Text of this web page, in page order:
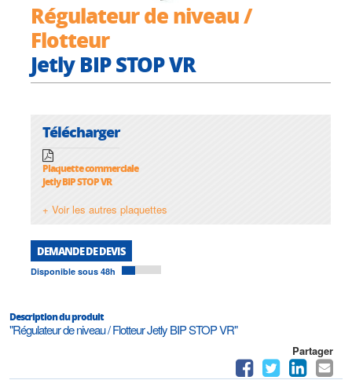
Régulateur de niveau /
Flotteur
Jetly BIP STOP VR
Télécharger
Plaquette commerciale
Jetly BIP STOP VR
+ Voir les autres plaquettes
DEMANDE DE DEVIS
Disponible sous 48h
Description du produit
"Régulateur de niveau / Flotteur Jetly BIP STOP VR"
Partager